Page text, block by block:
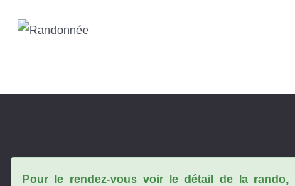
Pour le rendez-vous voir le détail de la rando,